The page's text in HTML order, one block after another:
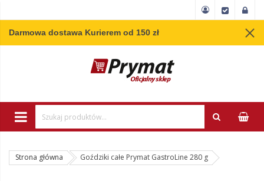
Darmowa dostawa Kurierem od 150 zł
Wpisz minimum
Strona główna Goździki całe Prymat GastroLine 280 g